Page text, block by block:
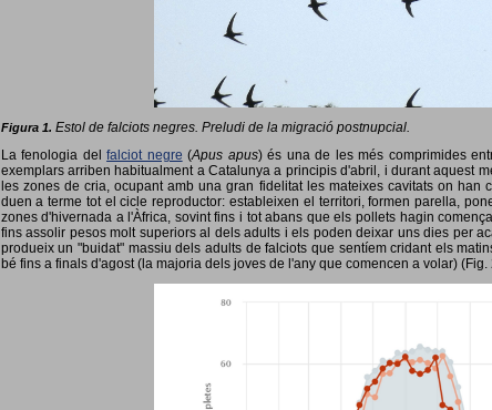
Figura 1. Estol de falciots negres. Preludi de la migració postnupcial.
La fenologia delfalciot negre (Apus apus) és una de les més comprimides
exemplars arriben habitualment a Catalunya a principis d'abril, i durant aquest
les zones de cria, ocupant amb una gran fidelitat les mateixes cavitats on
duen a terme tot el cicle reproductor: estableixen el territori, formen parella,
zones d'hivernada a l'Àfrica, sovint fins i tot abans que els pollets hagin
fins assolir pesos molt superiors al dels adults i els poden deixar uns dies per
produeix un "buidat" massiu dels adults de falciots que sentíem cridant els
bé fins a finals d'agost (la majoria dels joves de l'any que comencen a volar) (Fig.